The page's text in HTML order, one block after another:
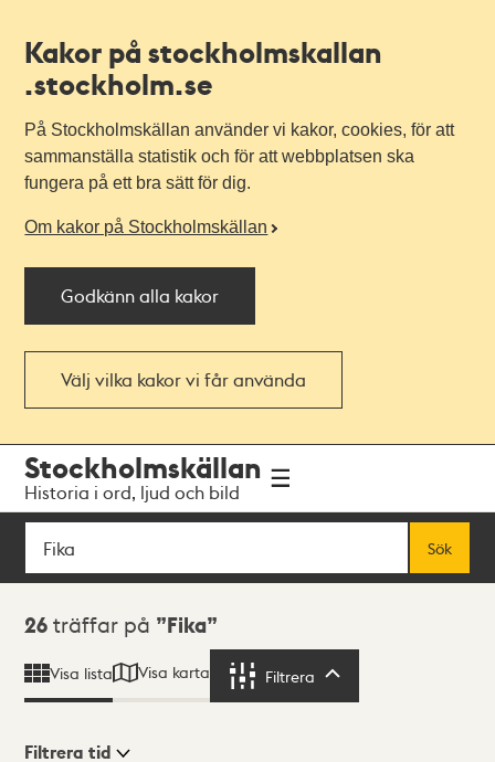
Kakor på stockholmskallan
.stockholm.se
På Stockholmskällan använder vi kakor, cookies, för att
sammanställa statistik och för att webbplatsen ska
fungera på ett bra sätt för dig.
Om kakor på Stockholmskällan
Godkänn alla kakor
Välj vilka kakor vi får använda
navigationen
huvudinnehållet
Stockholmskällan
Historia i ord, ljud och bild
Sök
Sök
Sökresultat
26 träffar på Fika
Visa lista Visa karta Filtrera
Filtrera tid